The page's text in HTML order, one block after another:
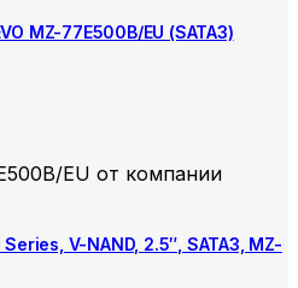
MZ-77E500B/EU (SATA3)
EU от компании
V-NAND, 2.5″, SATA3, MZ-